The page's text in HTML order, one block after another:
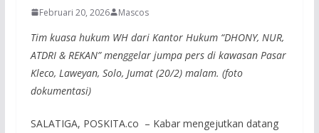
Februari 20, 2026 Mascos
Tim kuasa hukum WH dari Kantor Hukum “DHONY, NUR,
ATDRI & REKAN” menggelar jumpa pers di kawasan Pasar
Kleco, Laweyan, Solo, Jumat (20/2) malam. (foto
dokumentasi)
SALATIGA, POSKITA.co – Kabar mengejutkan datang